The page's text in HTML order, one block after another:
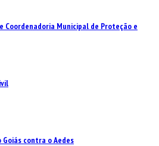
Coordenadoria Municipal de Proteção e
Goiás contra o Aedes